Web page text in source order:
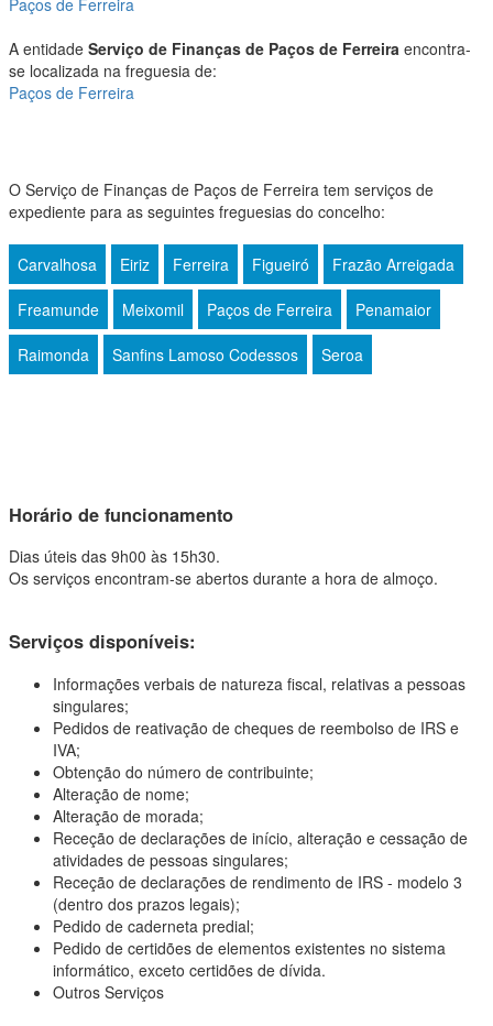
Paços de Ferreira
A entidade Serviço de Finanças de Paços de Ferreira encontra-
se localizada na freguesia de:
Paços de Ferreira
O Serviço de Finanças de Paços de Ferreira tem serviços de
expediente para as seguintes freguesias do concelho:
Carvalhosa Eiriz Ferreira Figueiró Frazão Arreigada
Freamunde Meixomil Paços de Ferreira Penamaior
Raimonda Sanfins Lamoso Codessos Seroa
Horário de funcionamento
Dias úteis das 9h00 às 15h30.
Os serviços encontram-se abertos durante a hora de almoço.
Serviços disponíveis:
Informações verbais de natureza fiscal, relativas a pessoas
singulares;
Pedidos de reativação de cheques de reembolso de IRS e
IVA;
Obtenção do número de contribuinte;
Alteração de nome;
Alteração de morada;
Receção de declarações de início, alteração e cessação de
atividades de pessoas singulares;
Receção de declarações de rendimento de IRS - modelo 3
(dentro dos prazos legais);
Pedido de caderneta predial;
Pedido de certidões de elementos existentes no sistema
informático, exceto certidões de dívida.
Outros Serviços